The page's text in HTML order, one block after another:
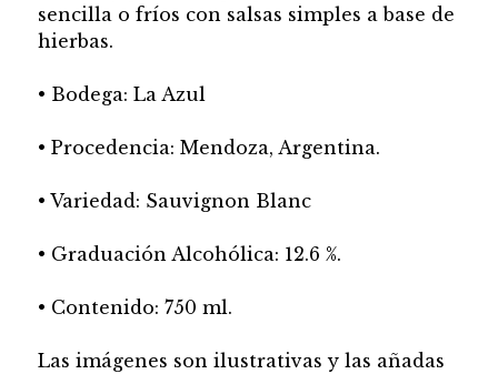
sencilla o fríos con salsas simples a base de
hierbas.
• Bodega: La Azul
• Procedencia: Mendoza, Argentina.
• Variedad: Sauvignon Blanc
• Graduación Alcohólica: 12.6 %.
• Contenido: 750 ml.
Las imágenes son ilustrativas y las añadas